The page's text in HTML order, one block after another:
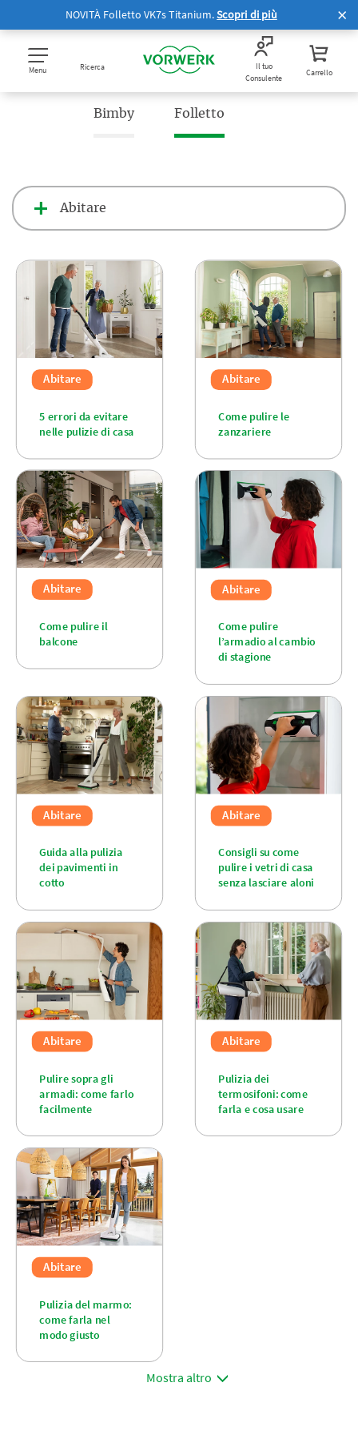
NOVITÀ Folletto VK7s Titanium.Scopri di più
Menu Ricerca
Il tuo
Consulente
Carrello
Bimby Folletto
Abitare
Abitare
5 errori da evitare
nelle pulizie di casa
Abitare
Come pulire le
zanzariere
Abitare
Come pulire il
balcone
Abitare
Come pulire
l’armadio al cambio
di stagione
Abitare
Guida alla pulizia
dei pavimenti in
cotto
Abitare
Consigli su come
pulire i vetri di casa
senza lasciare aloni
Abitare
Pulire sopra gli
armadi: come farlo
facilmente
Abitare
Pulizia dei
termosifoni: come
farla e cosa usare
Abitare
Pulizia del marmo:
come farla nel
modo giusto
Mostra altro